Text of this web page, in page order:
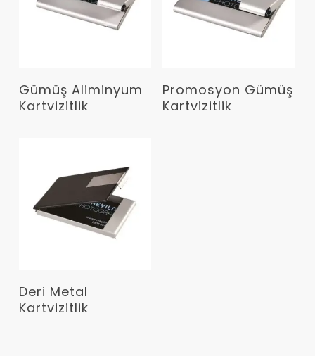
Devamını Oku
Gümüş Aliminyum
Kartvizitlik
Devamını Oku
Promosyon Gümüş
Kartvizitlik
Devamını Oku
Deri Metal
Kartvizitlik